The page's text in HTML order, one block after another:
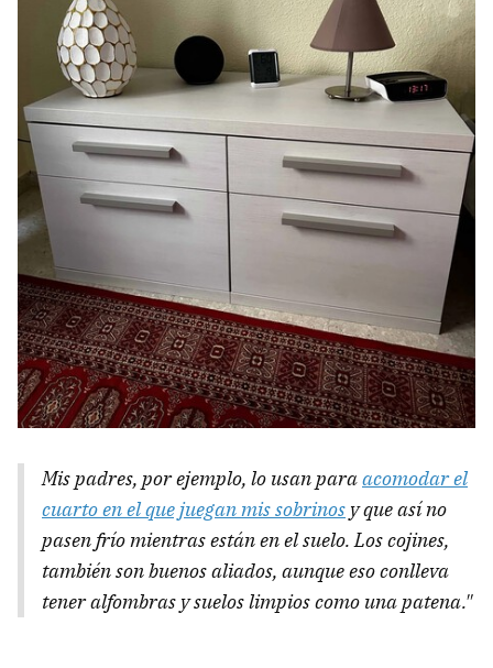
Mis padres, por ejemplo, lo usan paraacomodar el
cuarto en el que juegan mis sobrinos y que así no
pasen frío mientras están en el suelo. Los cojines,
también son buenos aliados, aunque eso conlleva
tener alfombras y suelos limpios como una patena."